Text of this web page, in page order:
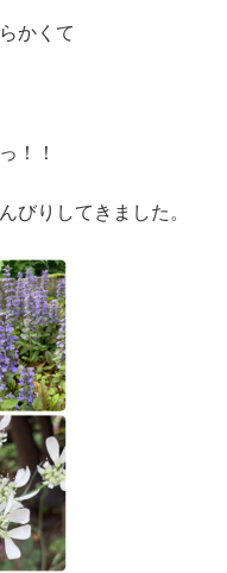
かくて
！！
びりしてきました。